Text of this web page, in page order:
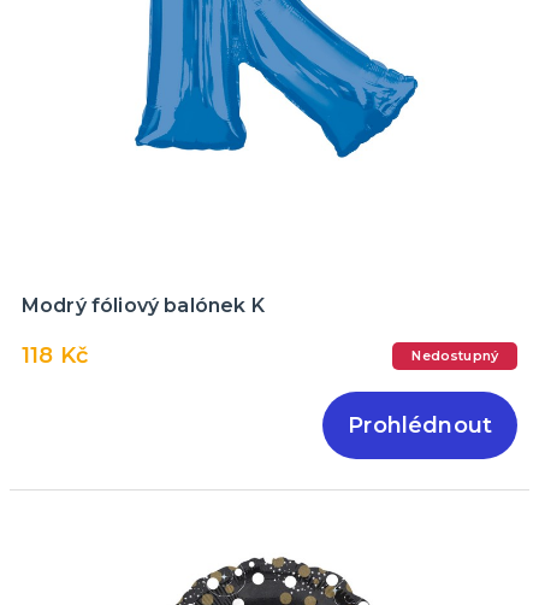
Modrý fóliový balónek K
118 Kč Nedostupný
Prohlédnout